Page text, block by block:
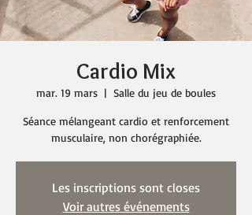
Cardio Mix
mar. 19 mars
  |
Salle du jeu de boules
Séance mélangeant cardio et renforcement
musculaire, non chorégraphiée.
Les inscriptions sont closes
Voir autres événements